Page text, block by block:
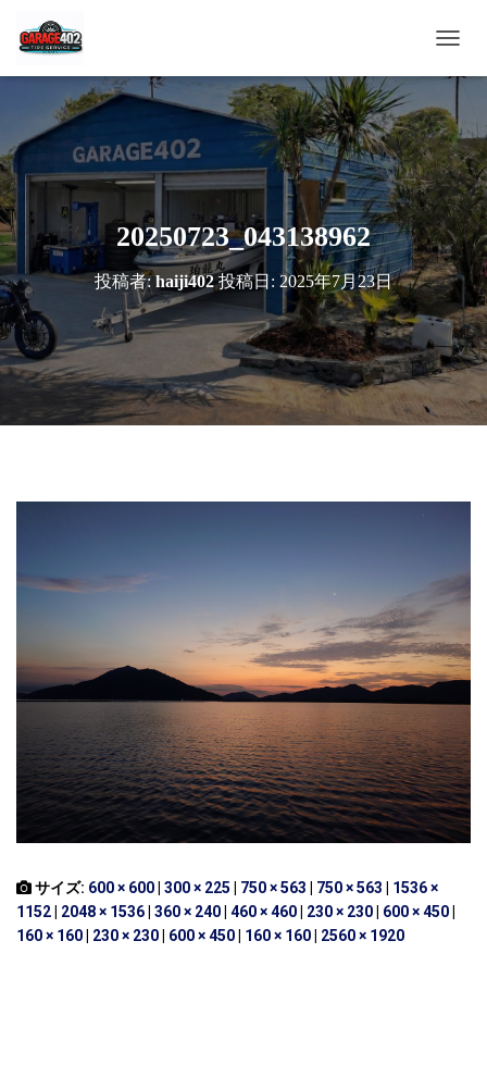
ビ
ー
シ
ョ
ン
を
切
り
替
え
20250723_043138962
投稿者:haiji402投稿日: 2025年7月23日
サイズ: 600 × 600| 300 × 225 | 750 × 563 | 750 × 563 | 1536 ×
1152| 2048 × 1536| 360 × 240| 460 × 460| 230 × 230| 600 × 450|
160 × 160| 230 × 230| 600 × 450| 160 × 160| 2560 × 1920